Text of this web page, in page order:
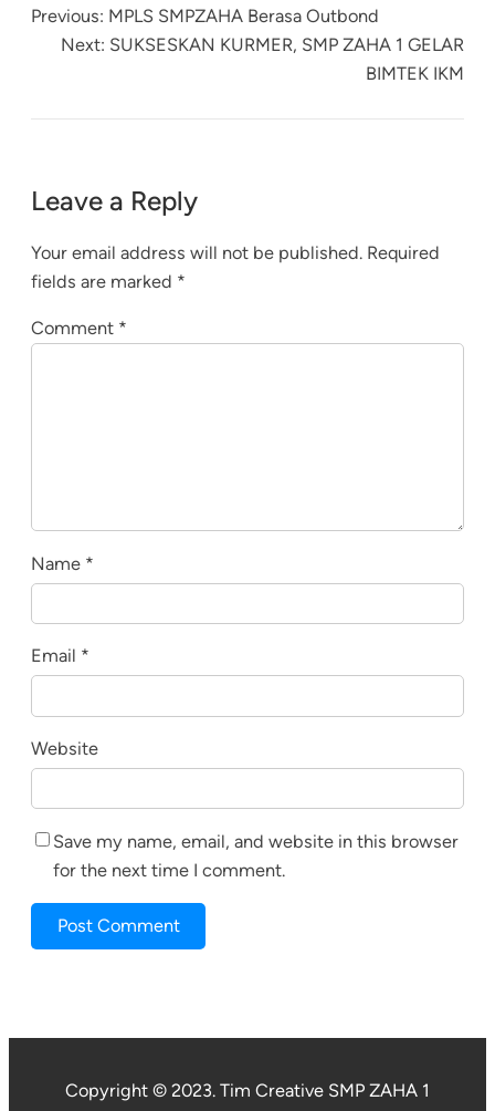
Previous: MPLS SMPZAHA Berasa Outbond
Next: SUKSESKAN KURMER, SMP ZAHA 1 GELAR
BIMTEK IKM
Leave a Reply
Your email address will not be published. Required
fields are marked *
Comment *
Name *
Email *
Website
Save my name, email, and website in this browser
for the next time I comment.
Copyright © 2023. Tim Creative SMP ZAHA 1